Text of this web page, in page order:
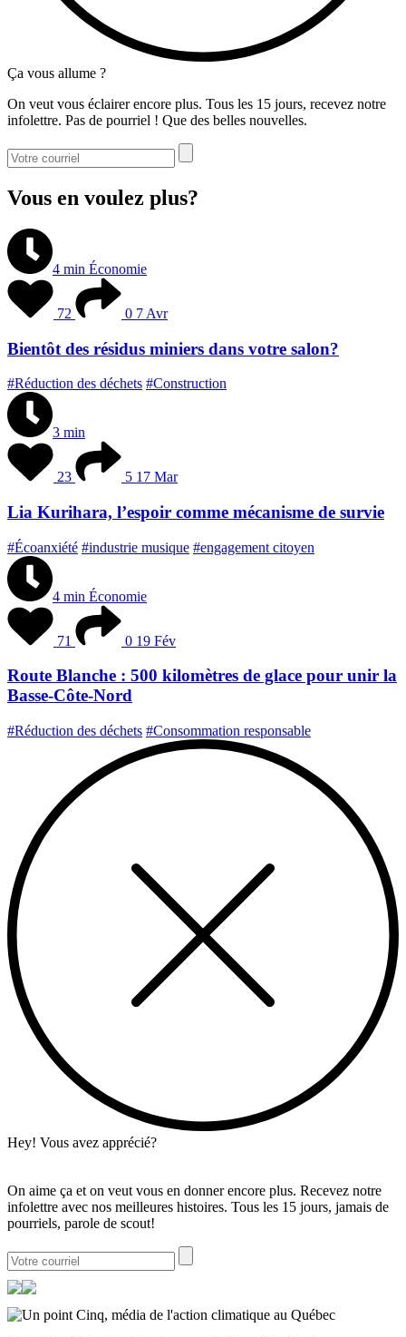
Ça vous allume ?
On veut vous éclairer encore plus. Tous les 15 jours, recevez notre
infolettre. Pas de pourriel ! Que des belles nouvelles.
Vous en voulez plus?
4 min Économie
72 0 7 Avr
Bientôt des résidus miniers dans votre salon?
#Réduction des déchets #Construction
3 min
23 5 17 Mar
Lia Kurihara, l’espoir comme mécanisme de survie
#Écoanxiété #industrie musique #engagement citoyen
4 min Économie
71 0 19 Fév
Route Blanche : 500 kilomètres de glace pour unir la
Basse-Côte-Nord
#Réduction des déchets #Consommation responsable
Hey! Vous avez apprécié?
On aime ça et on veut vous en donner encore plus. Recevez notre
infolettre avec nos meilleures histoires. Tous les 15 jours, jamais de
pourriels, parole de scout!